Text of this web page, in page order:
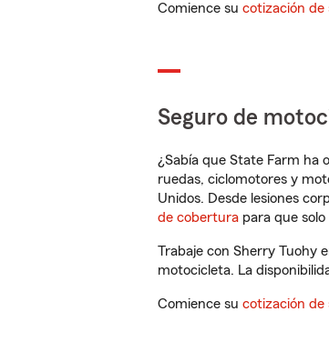
Comience su cotización de
Seguro de
¿Sabía que State Farm ha
ruedas, ciclomotores y
Unidos. Desde lesiones
de cobertura para que
Trabaje con Sherry Tuohy
motocicleta. La
Comience su cotización de